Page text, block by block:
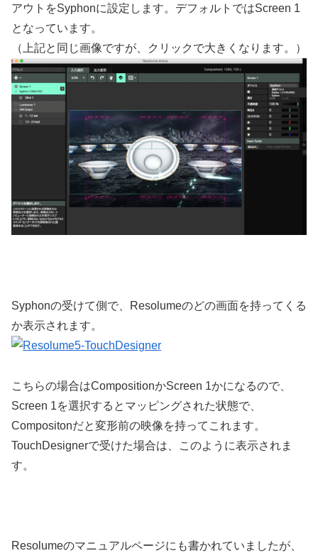
アウトをSyphonに設定します。デフォルトではScreen 1
となっています。
（上記と同じ画像ですが、クリックで大きくなります。）
Syphonの受けて側で、Resolumeのどの画面を持ってくる
か表示されます。
こちらの場合はCompositionかScreen 1かになるので、
Screen 1を選択するとマッピングされた状態で、
Compositonだと変形前の映像を持ってこれます。
TouchDesignerで受けた場合は、このように表示されま
す。
Resolumeのマニュアルページにも書かれていましたが、